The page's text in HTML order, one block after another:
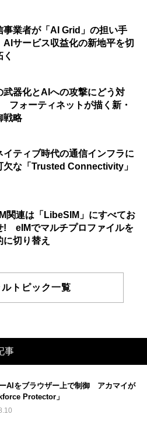
事業者が「AI Grid」の担い手
サービス収益化の新地平を切
く
武器化とAIへの攻撃にどう対
フォーティネットが描く新・
戦略
イティブ時代の通信インフラに
欠な「Trusted Connectivity」
関連は「LibeSIM」にすべてお
! eIMでマルチプロファイルを
に切り替え
トピック一覧
事
AIをブラウザー上で制御 アカマイが
Protector」